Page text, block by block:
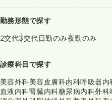
勤務形態で探す
2交代3交代日勤のみ夜勤のみ
診療科目で探す
美容外科美容皮膚科内科呼吸器内
血液内科腎臓内科糖尿病内科外科